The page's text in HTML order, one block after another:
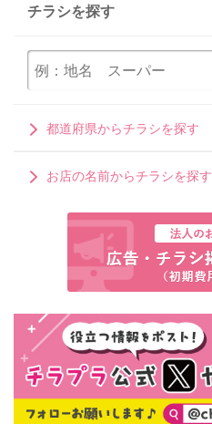
チラシを探す
都道府県からチラシを探す
お店の名前からチラシを探す